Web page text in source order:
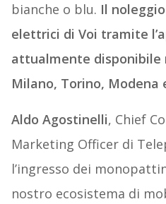
bianche o blu. Il
elettrici di Voi tramite
attualmente disponibile
Milano, Torino, Modena
Aldo Agostinelli, Chief
Marketing Officer di
l’ingresso dei
nostro ecosistema di